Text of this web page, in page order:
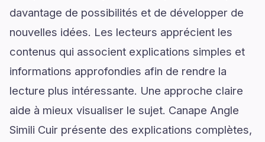
davantage de possibilités et de développer de
nouvelles idées. Les lecteurs apprécient les
contenus qui associent explications simples et
informations approfondies afin de rendre la
lecture plus intéressante. Une approche claire
aide à mieux visualiser le sujet. Canape Angle
Simili Cuir présente des explications complètes,